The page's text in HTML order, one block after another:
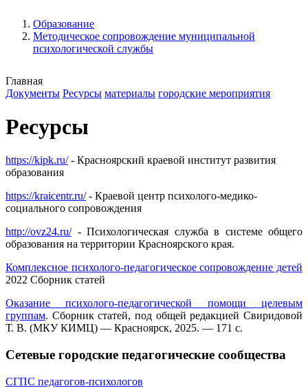
Образование
Методическое сопровождение муниципальной
психологической службы
Главная
Документы Ресурсы материалы городские мероприятия
Ресурсы
https://kipk.ru/- Красноярский краевой институт развития
образования
https://kraicentr.ru/- Краевой центр психолого-медико-
социального сопровождения
http://ovz24.ru/- Психологическая служба в системе общего
образования на территории Красноярского края.
Комплексное психолого-педагогическое сопровождение детей
2022 Сборник статей
Оказание психолого-педагогической помощи целевым
группам. Сборник статей, под общей редакцией Свиридовой
Т. В. (МКУ КИМЦ) — Красноярск, 2025. — 171 с.
Сетевые городские педагогические сообщества
СГПС педагогов-психологов